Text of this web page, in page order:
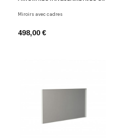
Miroirs avec cadres
498,00 €